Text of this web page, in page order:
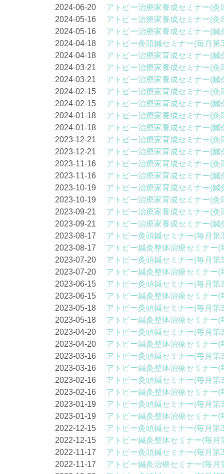
2024-06-20 アトピー治療家養成セミナー(灸
2024-05-16 アトピー治療家養成セミナー(灸
2024-05-16 アトピー治療家養成セミナー(鍼
2024-04-18 アトピー灸頭鍼セミナー(毎月第
2024-04-18 アトピー治療家育成セミナー(鍼
2024-03-21 アトピー治療家養成セミナー(灸
2024-03-21 アトピー治療家養成セミナー(鍼
2024-02-15 アトピー治療家育成セミナー(灸
2024-02-15 アトピー治療家育成セミナー(鍼
2024-01-18 アトピー治療家養成セミナー(灸
2024-01-18 アトピー治療家養成セミナー(鍼
2023-12-21 アトピー治療家育成セミナー(灸
2023-12-21 アトピー治療家育成セミナー(鍼
2023-11-16 アトピー治療家育成セミナー(灸
2023-11-16 アトピー治療家育成セミナー(鍼
2023-10-19 アトピー治療家育成セミナー(鍼
2023-10-19 アトピー治療家育成セミナー(灸
2023-09-21 アトピー治療家養成セミナー(灸
2023-09-21 アトピー治療家養成セミナー(鍼
2023-08-17 アトピー灸頭鍼セミナー(毎月第
2023-08-17 アトピー鍼灸整体治療セミナー(
2023-07-20 アトピー灸頭鍼セミナー(毎月第
2023-07-20 アトピー鍼灸整体治療セミナー(
2023-06-15 アトピー灸頭鍼セミナー(毎月第
2023-06-15 アトピー鍼灸整体治療セミナー(
2023-05-18 アトピー灸頭鍼セミナー(毎月第
2023-05-18 アトピー鍼灸整体治療セミナー(
2023-04-20 アトピー灸頭鍼セミナー(毎月第
2023-04-20 アトピー鍼灸整体治療セミナー(
2023-03-16 アトピー灸頭鍼セミナー(毎月第
2023-03-16 アトピー鍼灸整体治療セミナー(
2023-02-16 アトピー灸頭鍼セミナー(毎月第
2023-02-16 アトピー鍼灸整体治療セミナー(
2023-01-19 アトピー灸頭鍼セミナー(毎月第
2023-01-19 アトピー鍼灸整体治療セミナー(
2022-12-15 アトピー灸頭鍼セミナー(毎月第
2022-12-15 アトピー鍼灸整体セミナー(毎月
2022-11-17 アトピー灸頭鍼セミナー(毎月第
2022-11-17 アトピー鍼灸治療セミナー(毎月